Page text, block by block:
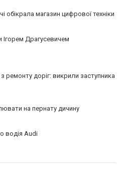
обікрала магазин цифрової техніки
Ігорем Драгусевичем
ремонту доріг: викрили заступника
на пернату дичину
водія Audi